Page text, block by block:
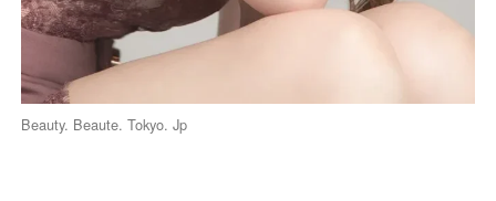
Beauty. Beaute. Tokyo. Jp